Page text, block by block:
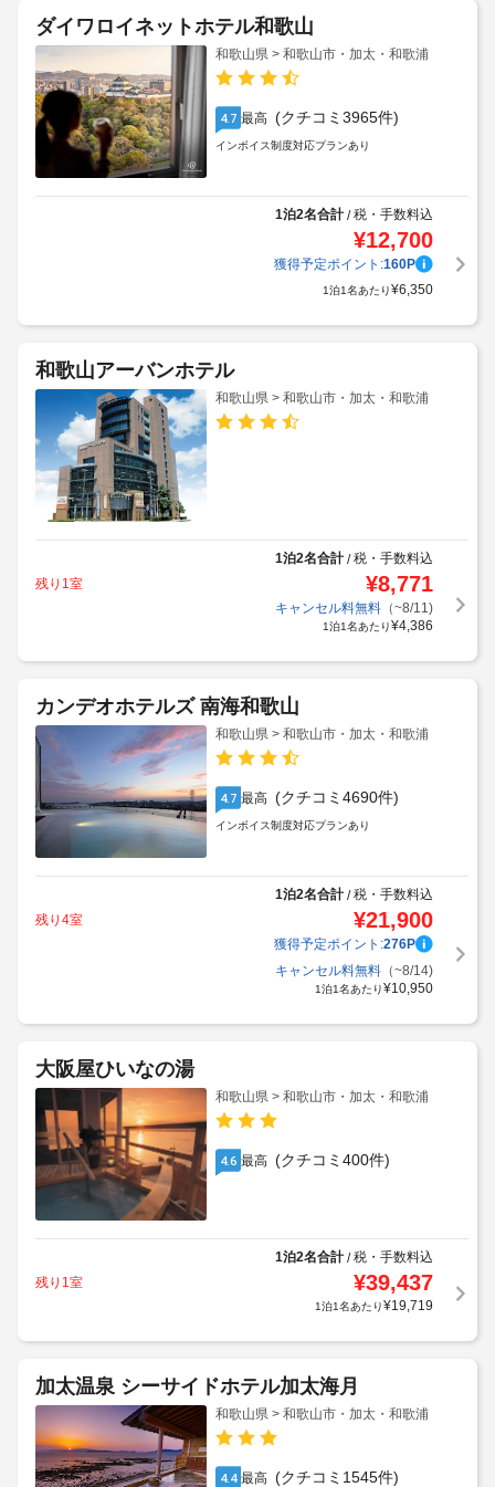
ダイワロイネットホテル和歌山
和歌山県 > 和歌山市・加太・和歌浦
4.7 最高 (クチコミ3965件)
インボイス制度対応プランあり
1泊2名合計/税・手数料込
¥12,700
獲得予定ポイント:160P
1泊1名あたり¥6,350
和歌山アーバンホテル
和歌山県 > 和歌山市・加太・和歌浦
1泊2名合計/税・手数料込
残り1室
¥8,771
キャンセル料無料（~8/11)
1泊1名あたり¥4,386
カンデオホテルズ 南海和歌山
和歌山県 > 和歌山市・加太・和歌浦
4.7 最高 (クチコミ4690件)
インボイス制度対応プランあり
1泊2名合計/税・手数料込
残り4室
¥21,900
獲得予定ポイント:276P
キャンセル料無料（~8/14)
1泊1名あたり¥10,950
大阪屋ひいなの湯
和歌山県 > 和歌山市・加太・和歌浦
4.6 最高 (クチコミ400件)
1泊2名合計/税・手数料込
残り1室
¥39,437
1泊1名あたり¥19,719
加太温泉 シーサイドホテル加太海月
和歌山県 > 和歌山市・加太・和歌浦
4.4 最高 (クチコミ1545件)